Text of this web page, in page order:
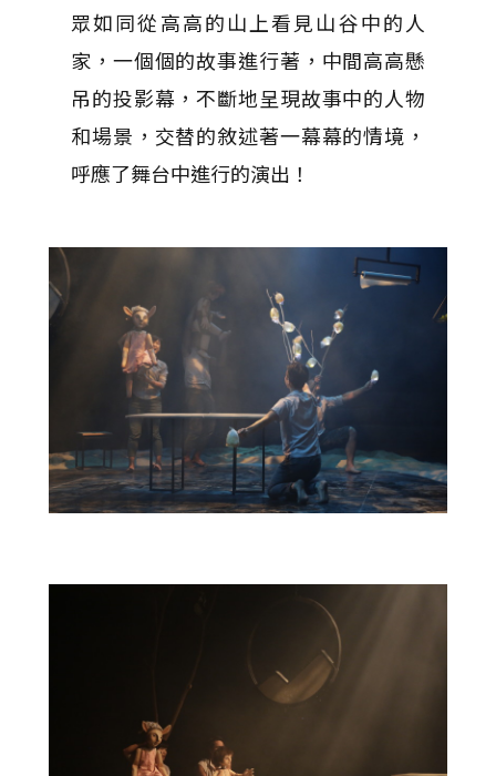
眾如同從高高的山上看見山谷中的人
家，一個個的故事進行著，中間高高懸
吊的投影幕，不斷地呈現故事中的人物
和場景，交替的敘述著一幕幕的情境，
呼應了舞台中進行的演出！